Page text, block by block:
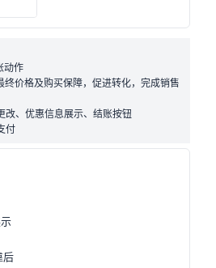
动作
终价格及购买保障，促进转化，完成销售
改、优惠信息展示、结账按钮
付
后